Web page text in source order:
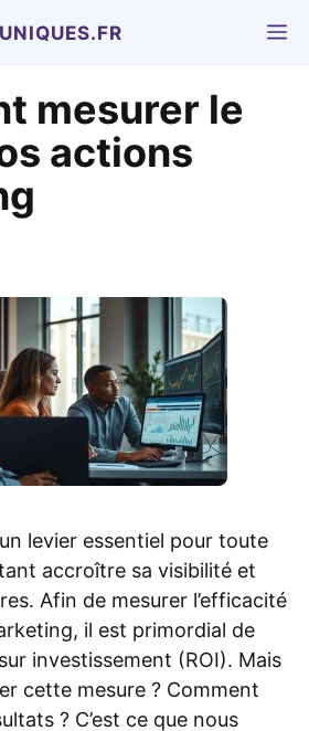
mesurer le
actions
levier essentiel pour toute
accroître sa visibilité et
Afin de mesurer l’efficacité
il est primordial de
investissement (ROI). Mais
cette mesure ? Comment
? C’est ce que nous